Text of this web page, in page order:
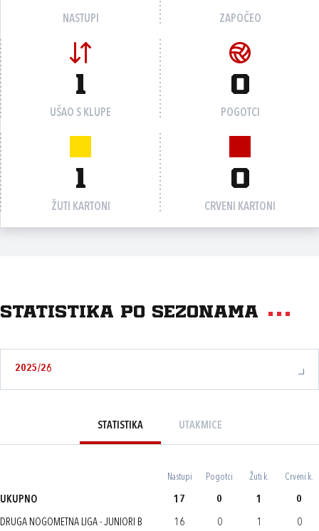
NASTUPI ZAPOČEO
1
UŠAO S KLUPE
0
POGOTCI
1
ŽUTI KARTONI
0
CRVENI KARTONI
Statistika po sezonama
2025/26
STATISTIKA UTAKMICE
Nastupi Pogotci Žuti k. Crveni k.
UKUPNO 17 0 1 0
DRUGA NOGOMETNA LIGA - JUNIORI B
16 0 1 0